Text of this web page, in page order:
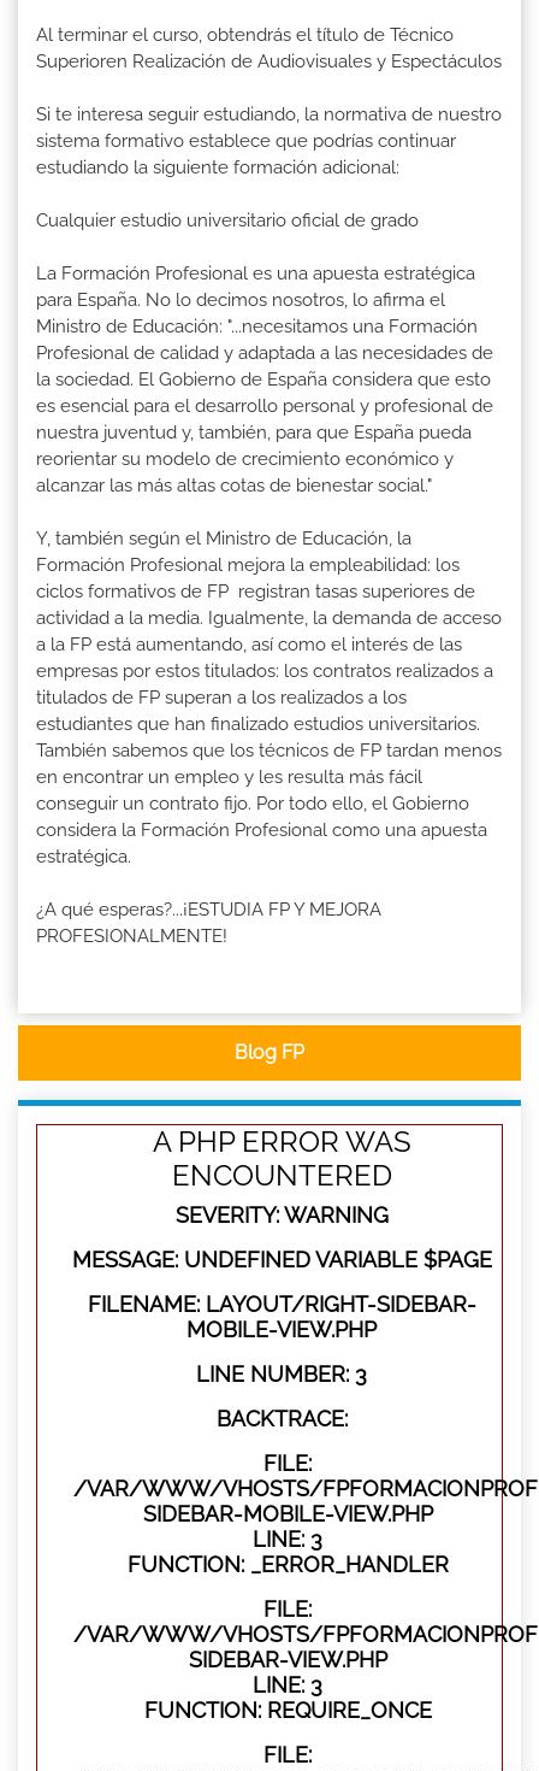
Al terminar el curso, obtendrás el título de Técnico
Superioren Realización de Audiovisuales y Espectáculos
Si te interesa seguir estudiando, la normativa de nuestro
sistema formativo establece que podrías continuar
estudiando la siguiente formación adicional:
Cualquier estudio universitario oficial de grado
La Formación Profesional es una apuesta estratégica
para España. No lo decimos nosotros, lo afirma el
Ministro de Educación: "...necesitamos una Formación
Profesional de calidad y adaptada a las necesidades de
la sociedad. El Gobierno de España considera que esto
es esencial para el desarrollo personal y profesional de
nuestra juventud y, también, para que España pueda
reorientar su modelo de crecimiento económico y
alcanzar las más altas cotas de bienestar social."
Y, también según el Ministro de Educación, la
Formación Profesional mejora la empleabilidad: los
ciclos formativos de FP registran tasas superiores de
actividad a la media. Igualmente, la demanda de acceso
a la FP está aumentando, así como el interés de las
empresas por estos titulados: los contratos realizados a
titulados de FP superan a los realizados a los
estudiantes que han finalizado estudios universitarios.
También sabemos que los técnicos de FP tardan menos
en encontrar un empleo y les resulta más fácil
conseguir un contrato fijo. Por todo ello, el Gobierno
considera la Formación Profesional como una apuesta
estratégica.
¿A qué esperas?...¡ESTUDIA FP Y MEJORA
PROFESIONALMENTE!
Blog FP
A PHP ERROR WAS
ENCOUNTERED
SEVERITY: WARNING
MESSAGE: UNDEFINED VARIABLE $PAGE
FILENAME: LAYOUT/RIGHT-SIDEBAR-
MOBILE-VIEW.PHP
LINE NUMBER: 3
BACKTRACE:
FILE:
/VAR/WWW/VHOSTS/
SIDEBAR-MOBILE-VIEW.PHP
LINE: 3
FUNCTION: _ERROR_HANDLER
FILE:
/VAR/WWW/VHOSTS/
SIDEBAR-VIEW.PHP
LINE: 3
FUNCTION: REQUIRE_ONCE
FILE: